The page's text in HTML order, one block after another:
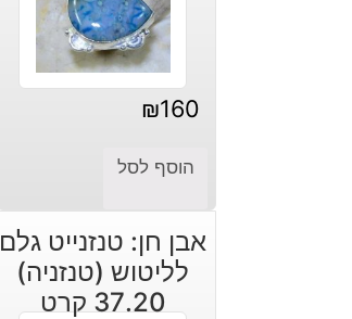
₪160
הוסף לסל
אבן חן: טנזנייט גלם
לליטוש (טנזניה)
37.20 קרט